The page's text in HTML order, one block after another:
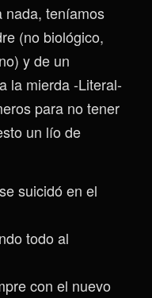
nada, teníamos
(no biológico,
y de un
la mierda -Literal-
para no tener
un lío de
suicidó en el
todo al
con el nuevo